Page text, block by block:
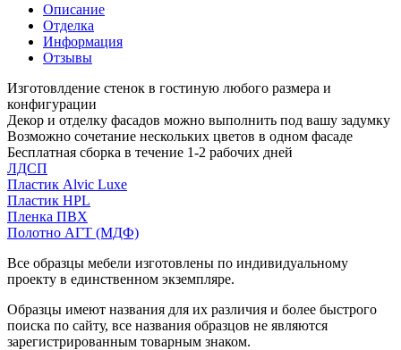
Описание
Отделка
Информация
Отзывы
Изготовлдение стенок в гостиную любого размера и
конфигурации
Декор и отделку фасадов можно выполнить под вашу задумку
Возможно сочетание нескольких цветов в одном фасаде
Бесплатная сборка в течение 1-2 рабочих дней
ЛДСП
Пластик Alvic Luxe
Пластик HPL
Пленка ПВХ
Полотно АГТ (МДФ)
Все образцы мебели изготовлены по индивидуальному
проекту в единственном экземпляре.
Образцы имеют названия для их различия и более быстрого
поиска по сайту, все названия образцов не являются
зарегистрированным товарным знаком.